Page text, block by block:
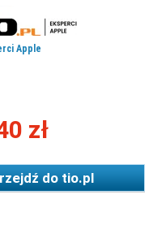
Apple
zł
dotio.pl